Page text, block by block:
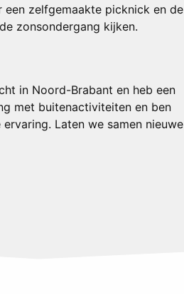
zelfgemaakte picknick en de
zonsondergang kijken.
in Noord-Brabant en heb een
met buitenactiviteiten en ben
Laten we samen nieuwe